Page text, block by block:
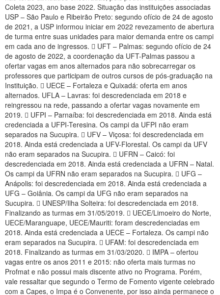
Coleta 2023, ano base 2022. Situação das instituições associadas
USP – São Paulo e Ribeirão Preto: segundo ofício de 24 de agosto
de 2021, a USP informou iniciar em 2022 revezamento de abertura
de turma entre suas unidades para maior demanda entre os campi
em cada ano de ingressos.  UFT – Palmas: segundo ofício de 24
de agosto de 2022, a coordenação da UFT-Palmas passou a
ofertar vagas em anos alternados para não sobrecarregar os
professores que participam de outros cursos de pós-graduação na
Instituição.  UECE – Fortaleza e Quixadá: oferta em anos
alternados. UFLA – Lavras: foi descredenciada em 2018 e
reingressou na rede, passando a ofertar vagas novamente em
2019.  UFPI – Parnaíba: foi descredenciada em 2018. Ainda está
credenciada a UFPI-Teresina. Os campi da UFPI não eram
separados na Sucupira.  UFV – Viçosa: foi descredenciada em
2018. Ainda está credenciada a UFV-Florestal. Os campi da UFV
não eram separados na Sucupira.  UFRN – Caicó: foi
descredenciada em 2018. Ainda está credenciada a UFRN – Natal.
Os campi da UFRN não eram separados na Sucupira.  UFG –
Anápolis: foi descredenciada em 2018. Ainda está credenciada a
UFG – Goiânia. Os campi da UFG não eram separados na
Sucupira.  UNESP/Ilha Solteira: foi descredenciada em 2018.
Finalizando as turmas em 31/05/2019.  UECE/Limoeiro do Norte,
UECE/Maranguape, UECE/Mauriti: foram descredenciadas em
2018. Ainda está credenciada a UECE – Fortaleza. Os campi não
eram separados na Sucupira.  UFAM: foi descredenciada em
2018. Finalizando as turmas em 31/03/2020.  IMPA – ofertou
vagas entre os anos 2011 e 2015: não oferta mais turmas no
Profmat e não possui mais discente ativo no Programa. Porém,
vale ressaltar que segundo o Termo de Fomento vigente celebrado
com a Capes, o Impa é o Convenente, por isso ainda permanece o